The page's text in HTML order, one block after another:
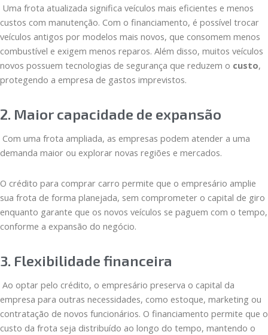
Uma frota atualizada significa veículos mais eficientes e menos
custos com manutenção. Com o financiamento, é possível trocar
veículos antigos por modelos mais novos, que consomem menos
combustível e exigem menos reparos. Além disso, muitos veículos
novos possuem tecnologias de segurança que reduzem o custo,
protegendo a empresa de gastos imprevistos.
2. Maior capacidade de expansão
Com uma frota ampliada, as empresas podem atender a uma
demanda maior ou explorar novas regiões e mercados.
O crédito para comprar carro permite que o empresário amplie
sua frota de forma planejada, sem comprometer o capital de giro
enquanto garante que os novos veículos se paguem com o tempo,
conforme a expansão do negócio.
3. Flexibilidade financeira
Ao optar pelo crédito, o empresário preserva o capital da
empresa para outras necessidades, como estoque, marketing ou
contratação de novos funcionários. O financiamento permite que o
custo da frota seja distribuído ao longo do tempo, mantendo o